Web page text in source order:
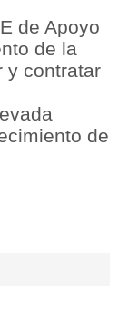
de Apoyo
de la
y contratar
de